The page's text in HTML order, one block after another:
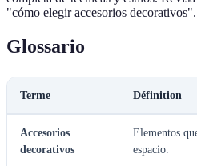
"cómo elegir accesorios decorativos".
Glossario
Terme Définition
Accesorios
decorativos
Elementos
espacio.